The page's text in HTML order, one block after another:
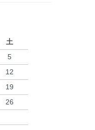
土
5
12
19
26